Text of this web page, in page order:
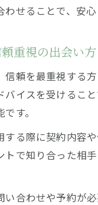
せることで、安
重視の出会い方
信頼を最重視する
イスを受けるこ
す。
する際に契約内容
トで知り合った相
い合わせや予約が